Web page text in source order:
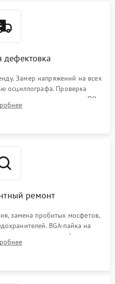
дефектовка
Замер напряжений на всех
осциллографа. Проверка
специализированного ПО
ремонт
замена пробитых мосфетов,
BGA-пайка на
или замена графического
GDDR. Прошивка BIOS